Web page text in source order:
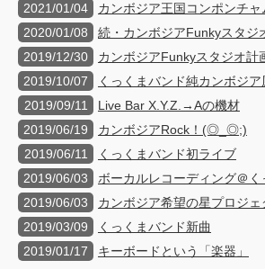
2021/01/04
カンボジア王国コンポンチ
2020/01/08
続・カンボジアFunkyスタジ
2019/12/30
カンボジアFunkyスタジオ計
2019/10/07
くっくまバンド純カンボジア
2019/09/11
Live Bar X.Y.Z.→Aの機材
2019/06/19
カンボジアRock！(◎_◎;)
2019/06/11
くっくまバンド初ライブ
2019/06/03
ボーカルレコーディング＠
2019/06/03
カンボジア希望の星プロジェ
2019/03/09
くっくまバンド新曲
2019/01/17
キーボードという「楽器」